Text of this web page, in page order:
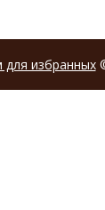
избранных